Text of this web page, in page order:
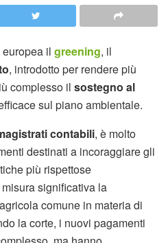
il greening, il
, introdotto per rendere più
complesso il sostegno al
sul piano ambientale.
contabili, è molto
destinati a incoraggiare gli
più rispettose
significativa la
comune in materia di
la corte, i nuovi pagamenti